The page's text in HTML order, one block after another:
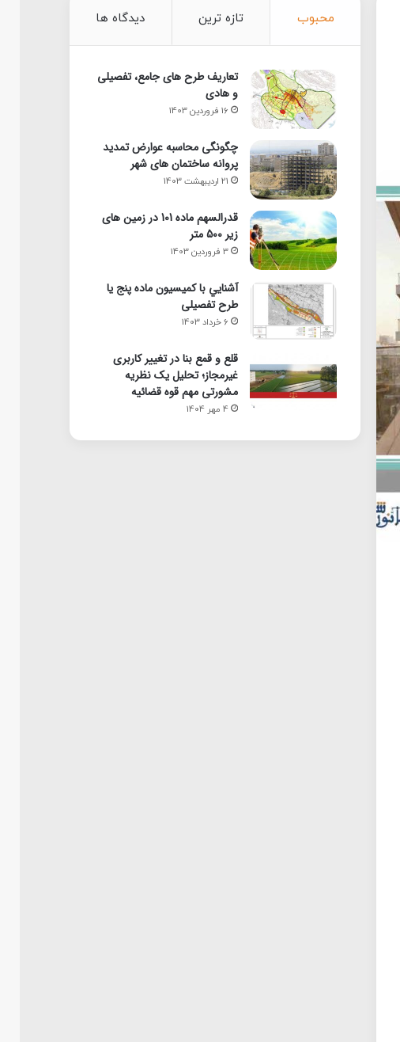
محبوب تازه ترین دیدگاه ها
تعاریف طرح های جامع، تفصیلی
و هادی
16 فروردین 1403
چگونگی محاسبه عوارض تمدید
پروانه ساختمان های شهر
21 اردیبهشت 1403
قدرالسهم ماده 101 در زمین های
زیر 500 متر
3 فروردین 1403
آشنايي با كميسيون ماده پنج یا
طرح تفصیلی
6 خرداد 1403
قلع و قمع بنا در تغییر کاربری
غیرمجاز؛ تحلیل یک نظریه
مشورتی مهم قوه قضائیه
4 مهر 1404